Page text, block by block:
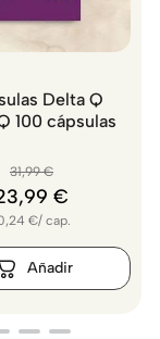
Delta Q
100 cápsulas
31,99 €
,99 €
€/ cap.